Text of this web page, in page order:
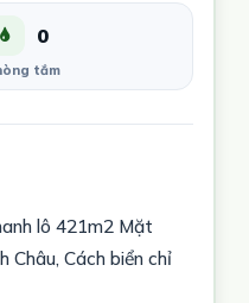
0
tắm
lô 421m2 Mặt
Châu, Cách biển chỉ